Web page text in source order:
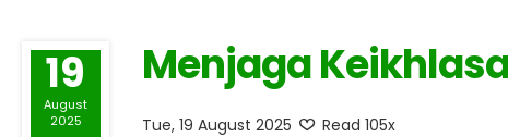
19
August
2025
Menjaga
Tue, 19 August 2025 Read 105x